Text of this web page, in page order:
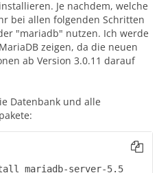
Je nachdem, welche
bei allen folgenden Schritten
"mariadb" nutzen. Ich werde
zeigen, da die neuen
ab Version 3.0.11 darauf
Datenbank und alle
mariadb-server-5.5